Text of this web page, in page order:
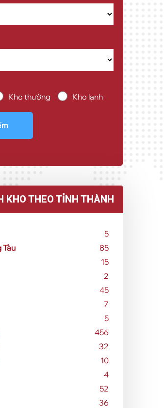
Kho thường Kho lạnh
KHO THEO TỈNH THÀNH
5
Tàu
85
15
2
45
7
5
456
32
10
4
52
36